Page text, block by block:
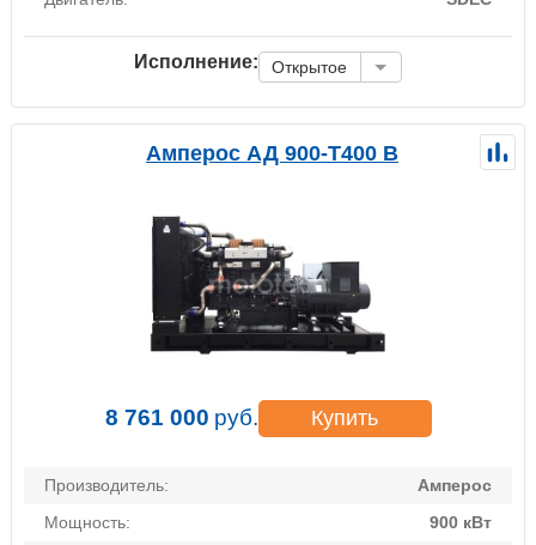
Исполнение: Открытое
Амперос АД 900-Т400 B
8 761 000 руб. Купить
Производитель:
Амперос
Мощность:
900 кВт